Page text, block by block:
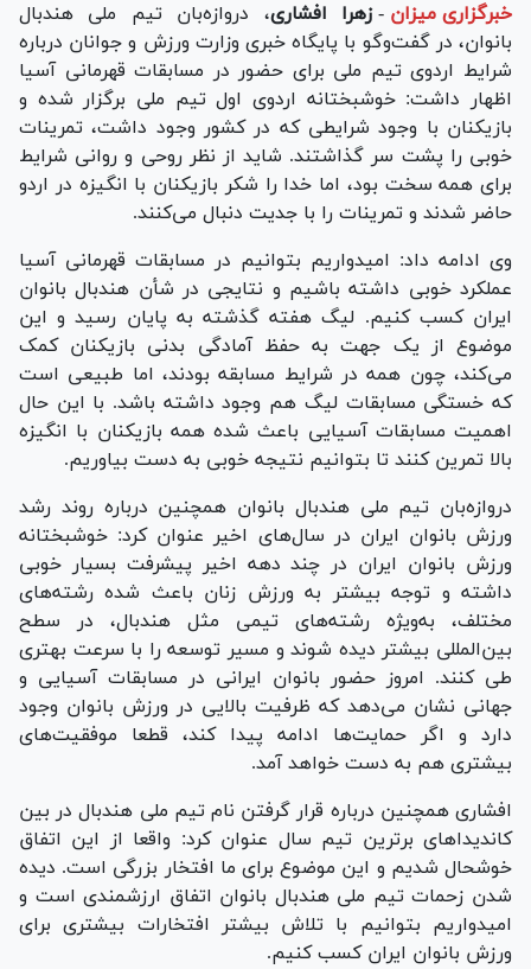
خبرگزاری میزان - زهرا افشاری، دروازه‌بان تیم ملی هندبال
بانوان، در گفت‌و‌گو با پایگاه خبری وزارت ورزش و جوانان درباره
شرایط اردوی تیم ملی برای حضور در مسابقات قهرمانی آسیا
اظهار داشت: خوشبختانه اردوی اول تیم ملی برگزار شده و
بازیکنان با وجود شرایطی که در کشور وجود داشت، تمرینات
خوبی را پشت سر گذاشتند. شاید از نظر روحی و روانی شرایط
برای همه سخت بود، اما خدا را شکر بازیکنان با انگیزه در اردو
حاضر شدند و تمرینات را با جدیت دنبال می‌کنند.
وی ادامه داد: امیدواریم بتوانیم در مسابقات قهرمانی آسیا
عملکرد خوبی داشته باشیم و نتایجی در شأن هندبال بانوان
ایران کسب کنیم. لیگ هفته گذشته به پایان رسید و این
موضوع از یک جهت به حفظ آمادگی بدنی بازیکنان کمک
می‌کند، چون همه در شرایط مسابقه بودند، اما طبیعی است
که خستگی مسابقات لیگ هم وجود داشته باشد. با این حال
اهمیت مسابقات آسیایی باعث شده همه بازیکنان با انگیزه
بالا تمرین کنند تا بتوانیم نتیجه خوبی به دست بیاوریم.
دروازه‌بان تیم ملی هندبال بانوان همچنین درباره روند رشد
ورزش بانوان ایران در سال‌های اخیر عنوان کرد: خوشبختانه
ورزش بانوان ایران در چند دهه اخیر پیشرفت بسیار خوبی
داشته و توجه بیشتر به ورزش زنان باعث شده رشته‌های
مختلف، به‌ویژه رشته‌های تیمی مثل هندبال، در سطح
بین‌المللی بیشتر دیده شوند و مسیر توسعه را با سرعت بهتری
طی کنند. امروز حضور بانوان ایرانی در مسابقات آسیایی و
جهانی نشان می‌دهد که ظرفیت بالایی در ورزش بانوان وجود
دارد و اگر حمایت‌ها ادامه پیدا کند، قطعا موفقیت‌های
بیشتری هم به دست خواهد آمد.
افشاری همچنین درباره قرار گرفتن نام تیم ملی هندبال در بین
کاندیدا‌های برترین تیم سال عنوان کرد: واقعا از این اتفاق
خوشحال شدیم و این موضوع برای ما افتخار بزرگی است. دیده
شدن زحمات تیم ملی هندبال بانوان اتفاق ارزشمندی است و
امیدواریم بتوانیم با تلاش بیشتر افتخارات بیشتری برای
ورزش بانوان ایران کسب کنیم.